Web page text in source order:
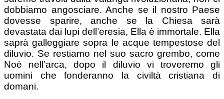
dobbiamo angosciare. Anche se il nostro Paese
dovesse sparire, anche se la Chiesa sarà
devastata dai lupi dell’eresia, Ella è immortale. Ella
saprà galleggiare sopra le acque tempestose del
diluvio. Se restiamo nel suo sacro grembo, come
Noè nell’arca, dopo il diluvio vi troveremo gli
uomini che fonderanno la civiltà cristiana di
domani.